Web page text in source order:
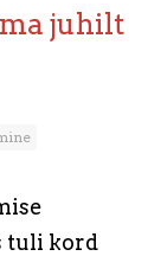
juhilt
tuli kord